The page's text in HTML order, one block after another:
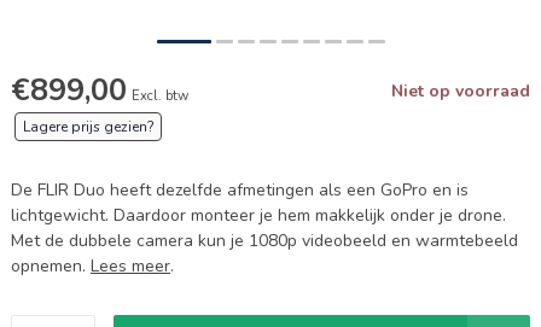
€899,00 Excl. btw Niet op voorraad
Lagere prijs gezien?
De FLIR Duo heeft dezelfde afmetingen als een GoPro en is
lichtgewicht. Daardoor monteer je hem makkelijk onder je drone.
Met de dubbele camera kun je 1080p videobeeld en warmtebeeld
opnemen. Lees meer.